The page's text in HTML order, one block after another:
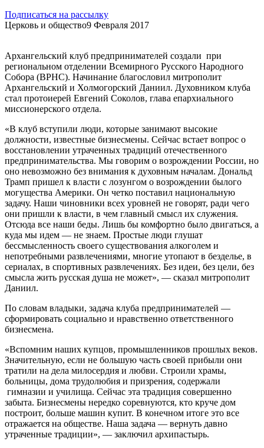
Подписаться на рассылку
Церковь и общество9 Февраля 2017
Архангельский клуб предпринимателей создали при
региональном отделении Всемирного Русского Народного
Собора (ВРНС). Начинание благословил митрополит
Архангельский и Холмогорский Даниил. Духовником клуба
стал протоиерей Евгений Соколов, глава епархиального
миссионерского отдела.
«В клуб вступили люди, которые занимают высокие
должности, известные бизнесмены. Сейчас встает вопрос о
восстановлении утраченных традиций отечественного
предпринимательства. Мы говорим о возрождении России, но
оно невозможно без внимания к духовным началам. Дональд
Трамп пришел к власти с лозунгом о возрождении былого
могущества Америки. Он четко поставил национальную
задачу. Наши чиновники всех уровней не говорят, ради чего
они пришли к власти, в чем главный смысл их служения.
Отсюда все наши беды. Лишь бы комфортно было двигаться, а
куда мы идем — не знаем. Простые люди глушат
бессмысленность своего существования алкоголем и
непотребными развлечениями, многие утопают в безделье, в
сериалах, в спортивных развлечениях. Без идеи, без цели, без
смысла жить русская душа не может», — сказал митрополит
Даниил.
По словам владыки, задача клуба предпринимателей —
сформировать социально и нравственно ответственного
бизнесмена.
«Вспомним наших купцов, промышленников прошлых веков.
Значительную, если не большую часть своей прибыли они
тратили на дела милосердия и любви. Строили храмы,
больницы, дома трудолюбия и призрения, содержали
гимназии и училища. Сейчас эта традиция совершенно
забыта. Бизнесмены нередко соревнуются, кто круче дом
построит, больше машин купит. В конечном итоге это все
отражается на обществе. Наша задача — вернуть давно
утраченные традиции», — заключил архипастырь.